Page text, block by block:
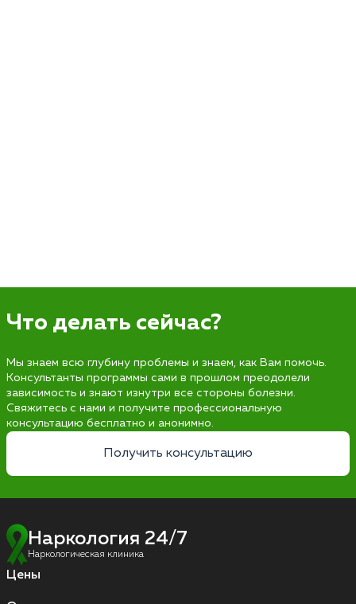
Что делать сейчас?
Мы знаем всю глубину проблемы и знаем, как Вам помочь.
Консультанты программы сами в прошлом преодолели
зависимость и знают изнутри все стороны болезни.
Свяжитесь с нами и получите профессиональную
консультацию бесплатно и анонимно.
Получить консультацию
Наркология 24/7
Наркологическая клиника
Цены